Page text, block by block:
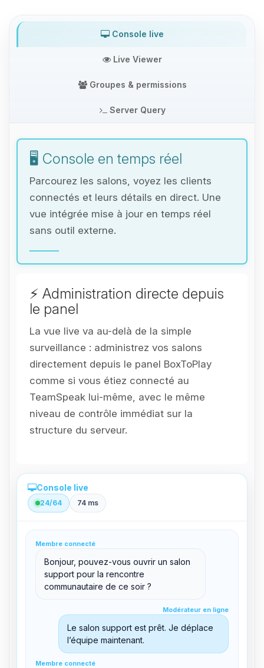
Console live
Live Viewer
Groupes & permissions
Server Query
🖥️ Console en temps réel
Parcourez les salons, voyez les clients
connectés et leurs détails en direct. Une
vue intégrée mise à jour en temps réel
sans outil externe.
⚡ Administration directe depuis
le panel
La vue live va au-delà de la simple
surveillance : administrez vos salons
directement depuis le panel BoxToPlay
comme si vous étiez connecté au
TeamSpeak lui-même, avec le même
niveau de contrôle immédiat sur la
structure du serveur.
Console live
24/64 74 ms
Membre connecté
Bonjour, pouvez-vous ouvrir un salon
support pour la rencontre
communautaire de ce soir ?
Modérateur en ligne
Le salon support est prêt. Je déplace
l’équipe maintenant.
Membre connecté
clid 42
Modérateur en ligne
support@boxtoplay.com
Salon principal